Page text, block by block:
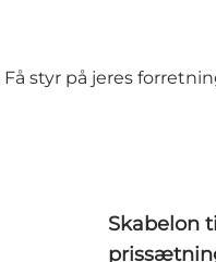
Få styr på jeres
Skabelon